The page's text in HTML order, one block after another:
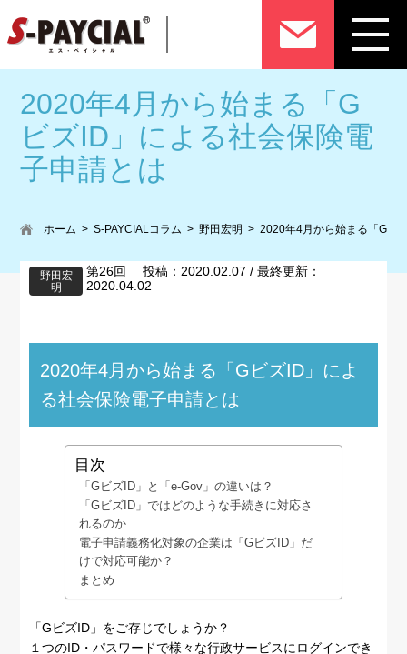
2020年4月から始まる「G
ビズID」による社会保険電
子申請とは
ホーム S-PAYCIALコラム 野田宏明 2020年4月から始まる「Gビ
野田宏
明
第26回 投稿：2020.02.07 / 最終更新：
2020.04.02
2020年4月から始まる「GビズID」によ
る社会保険電子申請とは
目次
「GビズID」と「e-Gov」の違いは？
「GビズID」ではどのような手続きに対応さ
れるのか
電子申請義務化対象の企業は「GビズID」だ
けで対応可能か？
まとめ
「GビズID」をご存じでしょうか？
１つのID・パスワードで様々な行政サービスにログインでき